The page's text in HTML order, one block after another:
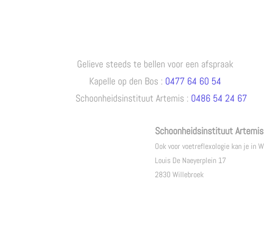
Gelieve steeds te bellen voor een afspraak
Kapelle op den Bos : 0477 64 60 54
Schoonheidsinstituut Artemis : 0486 54 24 67
Schoonheidsinstituut Artemis
Ook voor voetreflexologie kan je in
Louis De Naeyerplein 17
2830 Willebroek